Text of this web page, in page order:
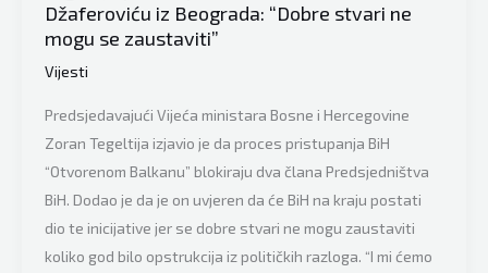
Dodiku
vraćamo
samopouzdanje,
pa
nismo
mi
psiholozi!”
Džaferoviću iz Beograda: “Dobre stvari ne
mogu se zaustaviti”
Vijesti
Predsjedavajući Vijeća ministara Bosne i Hercegovine
Zoran Tegeltija izjavio je da proces pristupanja BiH
“Otvorenom Balkanu” blokiraju dva člana Predsjedništva
BiH. Dodao je da je on uvjeren da će BiH na kraju postati
dio te inicijative jer se dobre stvari ne mogu zaustaviti
koliko god bilo opstrukcija iz političkih razloga. “I mi ćemo